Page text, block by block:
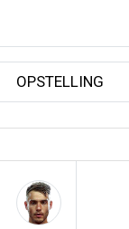
OPSTELLING